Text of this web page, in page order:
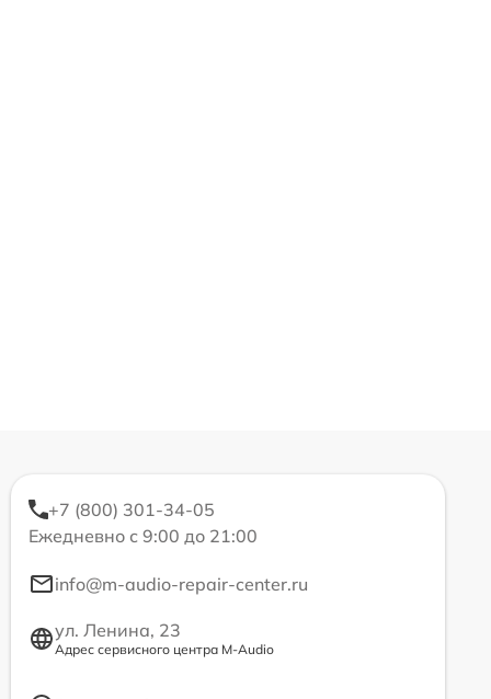
+7 (800) 301-34-05
Ежедневно с 9:00 до 21:00
info@m-audio-repair-center.ru
ул. Ленина, 23
Адрес сервисного центра M-Audio